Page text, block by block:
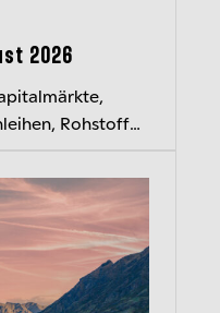
2026
Rohstoffe